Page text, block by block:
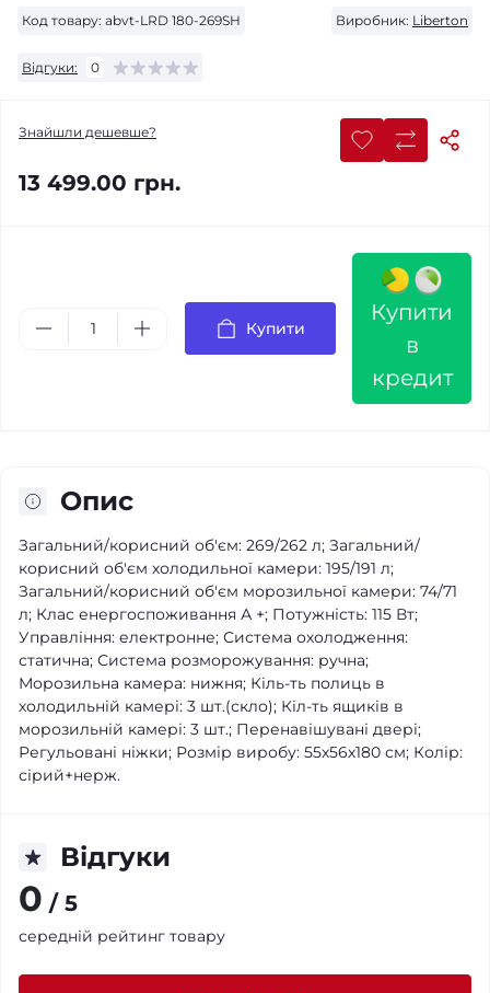
Код товару: abvt-LRD 180-269SH Виробник: Liberton
Відгуки: 0
Знайшли дешевше?
13 499.00 грн.
Купити
Купити
в
кредит
Опис
Загальний/корисний об'єм: 269/262 л; Загальний/
корисний об'єм холодильної камери: 195/191 л;
Загальний/корисний об'єм морозильної камери: 74/71
л; Клас енергоспоживання А +; Потужність: 115 Вт;
Управління: електронне; Система охолодження:
статична; Система розморожування: ручна;
Морозильна камера: нижня; Кіль-ть полиць в
холодильній камері: 3 шт.(скло); Кіл-ть ящиків в
морозильній камері: 3 шт.; Перенавішувані двері;
Регульовані ніжки; Розмір виробу: 55х56х180 см; Колір:
сірий+нерж.
Відгуки
0 / 5
середній рейтинг товару